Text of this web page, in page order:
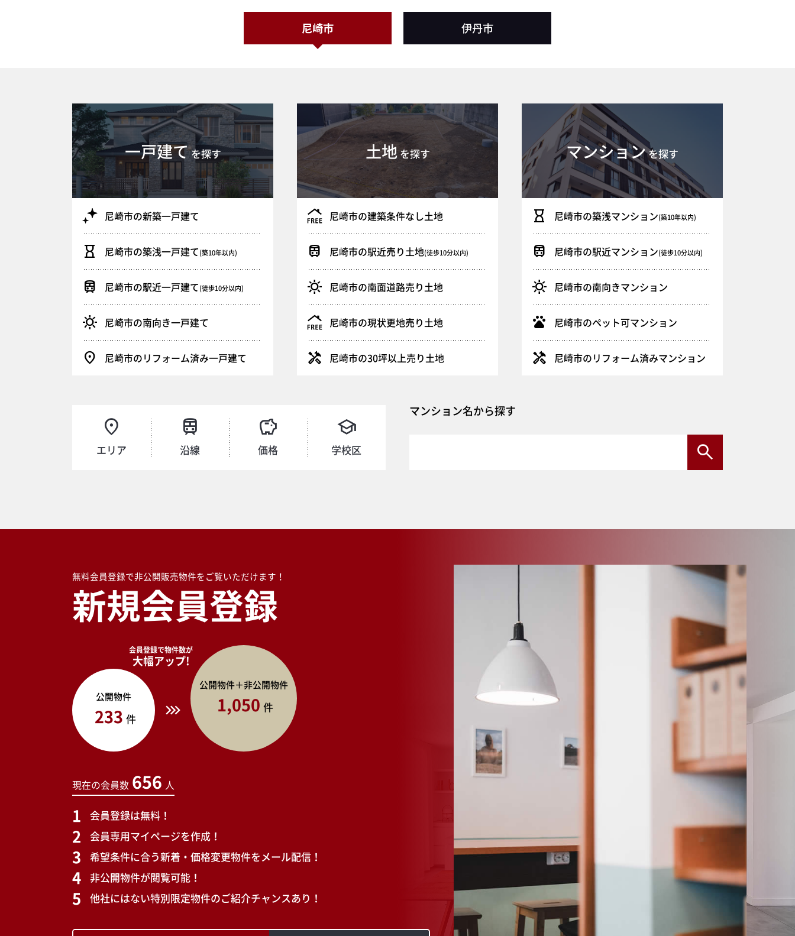
尼崎市 伊丹市
一戸建てを探す 土地 を探す マンションを探す
尼崎市の新築一戸建て
尼崎市の築浅一戸建て(築10年以内)
尼崎市の駅近一戸建て(徒歩10分以内)
尼崎市の南向き一戸建て
尼崎市のリフォーム済み一戸建て
尼崎市の建築条件なし土地
尼崎市の駅近売り土地(徒歩10分以内)
尼崎市の南面道路売り土地
尼崎市の現状更地売り土地
尼崎市の30坪以上売り土地
尼崎市の築浅マンション(築10年以内)
尼崎市の駅近マンション(徒歩10分以内)
尼崎市の南向きマンション
尼崎市のペット可マンション
尼崎市のリフォーム済みマンション
マンション名から探す
エリア 沿線 価格 学校区
無料会員登録で非公開販売物件をご覧いただけます！
新規会員登録
会員登録で物件数が
大幅アップ!
公開物件
233 件
公開物件＋非公開物件
1,050 件
現在の会員数 656 人
会員登録は無料！
会員専用マイページを作成！
希望条件に合う新着・価格変更物件をメール配信！
非公開物件が閲覧可能！
他社にはない特別限定物件のご紹介チャンスあり！